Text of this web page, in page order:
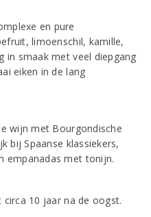
en pure
limoenschil, kamille,
in smaak met veel diepgang
eiken in de lang
wijn met Bourgondische
bij Spaanse klassiekers,
empanadas met tonijn.
10 jaar na de oogst.